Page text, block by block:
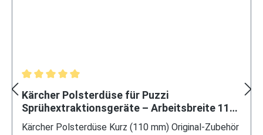
Durchschnittliche Bewertung von 5 von 5 Sternen
Kärcher Polsterdüse für Puzzi
Sprühextraktionsgeräte – Arbeitsbreite 110
mm
Kärcher Polsterdüse Kurz (110 mm) Original-Zubehör